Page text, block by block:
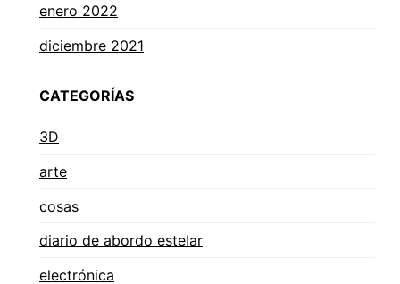
enero 2022
diciembre 2021
CATEGORÍAS
3D
arte
cosas
diario de abordo estelar
electrónica